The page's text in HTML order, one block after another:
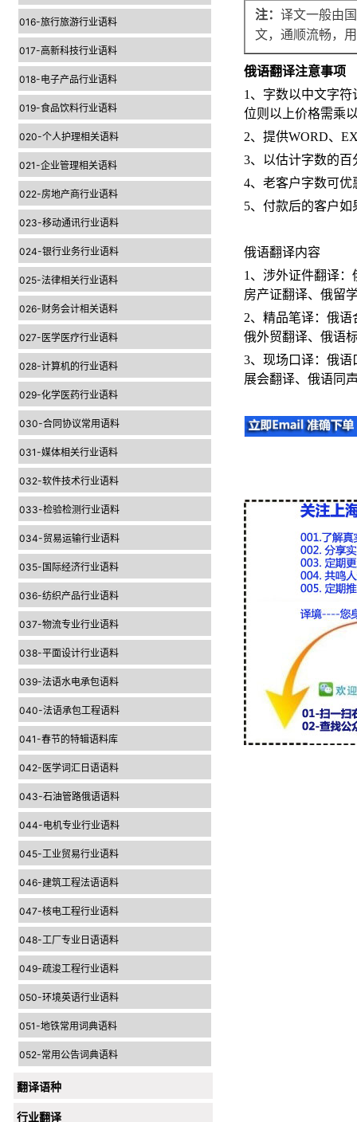
016-旅行旅游行业语料
017-高新科技行业语料
018-电子产品行业语料
019-食品饮料行业语料
020-个人护理相关语料
021-企业管理相关语料
022-房地产商行业语料
023-移动通讯行业语料
024-银行业务行业语料
025-法律相关行业语料
026-财务会计相关语料
027-医学医疗行业语料
028-计算机的行业语料
029-化学医药行业语料
030-合同协议常用语料
031-媒体相关行业语料
032-软件技术行业语料
033-检验检测行业语料
034-贸易运输行业语料
035-国际经济行业语料
036-纺织产品行业语料
037-物流专业行业语料
038-平面设计行业语料
039-法语水电承包语料
040-法语承包工程语料
041-春节的特辑语料库
042-医学词汇日语语料
043-石油管路俄语语料
044-电机专业行业语料
045-工业贸易行业语料
046-建筑工程法语语料
047-核电工程行业语料
048-工厂专业日语语料
049-疏浚工程行业语料
050-环境英语行业语料
051-地铁常用词典语料
052-常用公告词典语料
翻译语种
行业翻译
注： 译文一般由
文，通顺流畅，
俄语翻译注意事项
1 、字数以中文字符
位则以上价格需乘
2、提供WORD、
3、以估计字数的
4、老客户字数可优
5、付款后的客户
俄语翻译内容
1 、涉外证件翻译
房产证翻译、俄留
2、精品笔译：俄
俄外贸翻译、俄语
3、现场口译：俄
展会翻译、俄语同